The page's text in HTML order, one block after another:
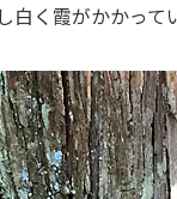
白く霞がかかって